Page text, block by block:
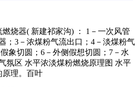
烧器( 新建祁家沟) ： 1－一次风管
；3－浓煤粉气流出口；4－淡煤粉气
象切圆；6－外侧假想切圆；7－水
氛区 水平浓淡煤粉燃烧原理图 水平
原理。百叶